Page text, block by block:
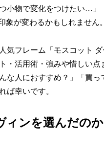
小物で変化をつけたい…
象が変わるかもしれません。
気フレーム「モスコット
・活用術・強みや惜しい点
な人におすすめ？」「買
ば幸いです。
ィンを選んだの